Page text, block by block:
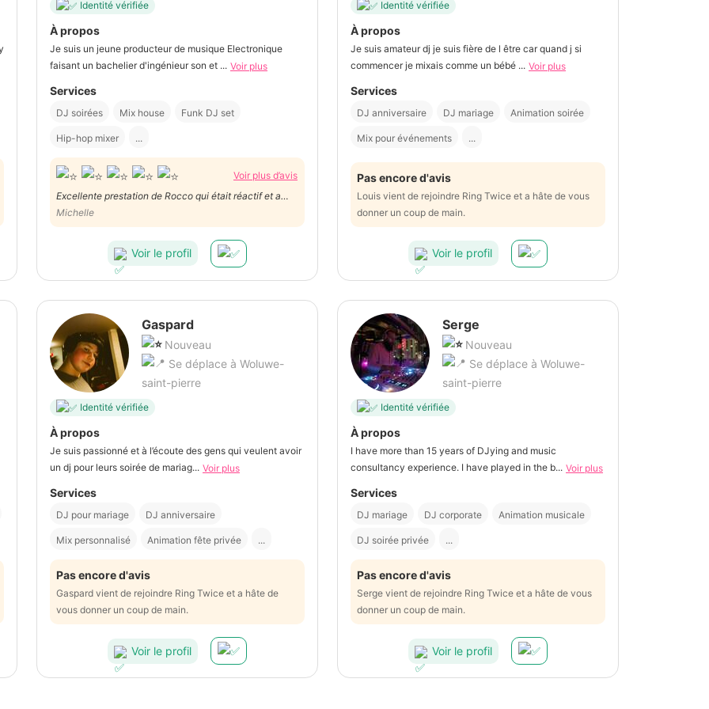
Identité vérifiée
À propos
Je suis un jeune producteur de musique Electronique
faisant un bachelier d'ingénieur son et ... Voir plus
Services
DJ soirées Mix house Funk DJ set
Hip-hop mixer ...
Voir plus d’avis
Excellente prestation de Rocco qui était réactif et a
tout à fait compris la demande. Exécution rapide et
efficace, je recommande!
Michelle
Voir le profil
Identité vérifiée
À propos
Je suis amateur dj je suis fière de l être car quand j si
commencer je mixais comme un bébé ... Voir plus
Services
DJ anniversaire DJ mariage Animation soirée
Mix pour événements ...
Pas encore d'avis
Louis vient de rejoindre Ring Twice et a hâte de vous
donner un coup de main.
Voir le profil
Gaspard
Nouveau
Se déplace à Woluwe-
saint-pierre
Identité vérifiée
À propos
Je suis passionné et à l’écoute des gens qui veulent avoir
un dj pour leurs soirée de mariag... Voir plus
Services
DJ pour mariage DJ anniversaire
Mix personnalisé Animation fête privée ...
Pas encore d'avis
Gaspard vient de rejoindre Ring Twice et a hâte de
vous donner un coup de main.
Voir le profil
Serge
Nouveau
Se déplace à Woluwe-
saint-pierre
Identité vérifiée
À propos
I have more than 15 years of DJying and music
consultancy experience. I have played in the b... Voir plus
Services
DJ mariage DJ corporate Animation musicale
DJ soirée privée ...
Pas encore d'avis
Serge vient de rejoindre Ring Twice et a hâte de vous
donner un coup de main.
Voir le profil